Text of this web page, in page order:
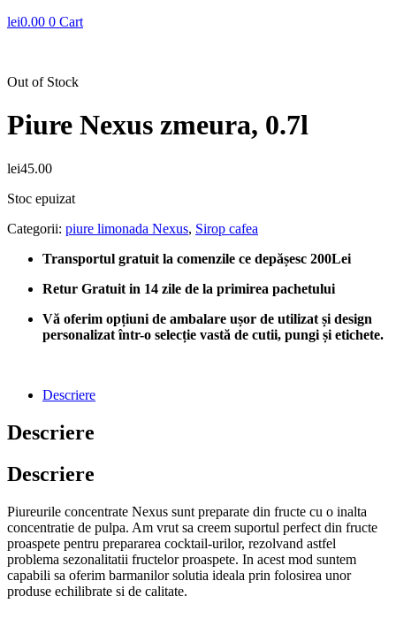
lei0.00 0 Cart
Out of Stock
Piure Nexus zmeura, 0.7l
lei45.00
Stoc epuizat
Categorii: piure limonada Nexus, Sirop cafea
Transportul gratuit la comenzile ce depășesc 200Lei
Retur Gratuit in 14 zile de la primirea pachetului
Vă oferim opțiuni de ambalare ușor de utilizat și design
personalizat într-o selecție vastă de cutii, pungi și etichete.
Descriere
Descriere
Descriere
Piureurile concentrate Nexus sunt preparate din fructe cu o inalta
concentratie de pulpa. Am vrut sa creem suportul perfect din fructe
proaspete pentru prepararea cocktail-urilor, rezolvand astfel
problema sezonalitatii fructelor proaspete. In acest mod suntem
capabili sa oferim barmanilor solutia ideala prin folosirea unor
produse echilibrate si de calitate.